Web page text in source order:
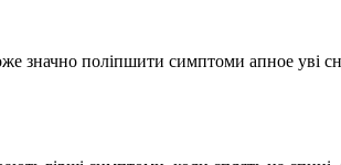
значно поліпшити симптоми апное уві